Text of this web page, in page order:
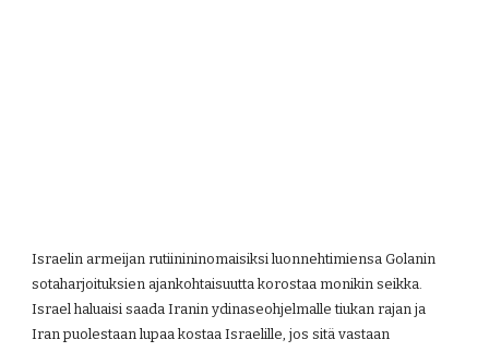
Israelin armeijan rutiinininomaisiksi luonnehtimiensa Golanin
sotaharjoituksien ajankohtaisuutta korostaa monikin seikka.
Israel haluaisi saada Iranin ydinaseohjelmalle tiukan rajan ja
Iran puolestaan lupaa kostaa Israelille, jos sitä vastaan